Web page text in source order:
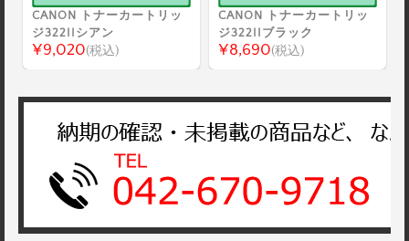
CANON トナーカートリッ
ジ322IIシアン
¥9,020(税込)
CANON トナーカートリッ
ジ322IIブラック
¥8,690(税込)